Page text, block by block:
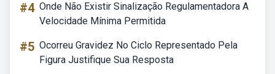
#4 Onde Não Existir Sinalização Regulamentadora A
Velocidade Mínima Permitida
#5 Ocorreu Gravidez No Ciclo Representado Pela
Figura Justifique Sua Resposta